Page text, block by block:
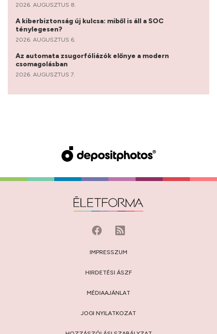
2026. AUGUSZTUS 8.
A kiberbiztonság új kulcsa: miből is áll a SOC
ténylegesen?
2026. AUGUSZTUS 6.
Az automata zsugorfóliázók előnye a modern
csomagolásban
2026. AUGUSZTUS 7.
IMPRESSZUM
HIRDETÉSI ÁSZF
MÉDIAAJÁNLAT
JOGI NYILATKOZAT